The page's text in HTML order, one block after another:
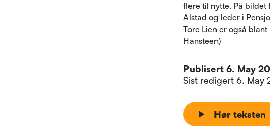
flere til nytte. På bildet
Alstad og leder i
Tore Lien er også
Hansteen)
Publisert6. May
Sist redigert6. May
Hør teksten